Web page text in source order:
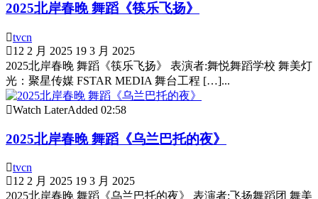
2025北岸春晚 舞蹈《筷乐飞扬》
tvcn
12 2 月 2025 19 3 月 2025
2025北岸春晚 舞蹈《筷乐飞扬》 表演者:舞悦舞蹈学校 舞美灯
光：聚星传媒 FSTAR MEDIA 舞台工程 […]...
Watch LaterAdded 02:58
2025北岸春晚 舞蹈《乌兰巴托的夜》
tvcn
12 2 月 2025 19 3 月 2025
2025北岸春晚 舞蹈《乌兰巴托的夜》 表演者:飞扬舞蹈团 舞美